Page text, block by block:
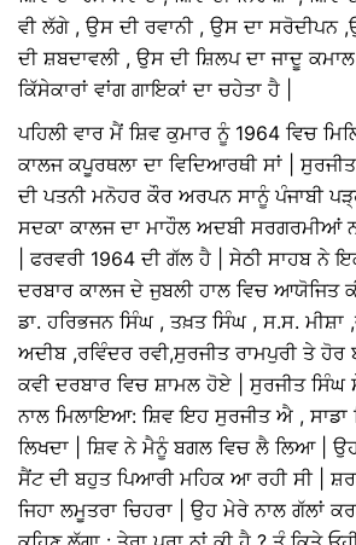
ਵੀ ਲੱਗੇ , ਉਸ ਦੀ ਰਵਾਨੀ , ਉਸ ਦਾ ਸਰੋਦੀਪਨ
ਦੀ ਸ਼ਬਦਾਵਲੀ , ਉਸ ਦੀ ਸ਼ਿਲਪ ਦਾ ਜਾਦੂ
ਕਿੱਸੇਕਾਰਾਂ ਵਾਂਗ ਗਾਇਕਾਂ ਦਾ ਚਹੇਤਾ ਹੈ |
ਪਹਿਲੀ ਵਾਰ ਮੈਂ ਸ਼ਿਵ ਕੁਮਾਰ ਨੂੰ 1964 ਵਿਚ
ਕਾਲਜ ਕਪੂਰਥਲਾ ਦਾ ਵਿਦਿਆਰਥੀ ਸਾਂ |
ਦੀ ਪਤਨੀ ਮਨੋਹਰ ਕੌਰ ਅਰਪਨ ਸਾਨੂੰ ਪੰਜਾਬੀ
ਸਦਕਾ ਕਾਲਜ ਦਾ ਮਾਹੌਲ ਅਦਬੀ ਸਰਗਰਮੀਆਂ
| ਫਰਵਰੀ 1964 ਦੀ ਗੱਲ ਹੈ | ਸੇਠੀ ਸਾਹਬ ਨੇ
ਦਰਬਾਰ ਕਾਲਜ ਦੇ ਜੁਬਲੀ ਹਾਲ ਵਿਚ ਆਯੋਜਿਤ
ਡਾ. ਹਰਿਭਜਨ ਸਿੰਘ , ਤਖ਼ਤ ਸਿੰਘ , ਸ.ਸ. ਮੀਸ਼ਾ
ਅਦੀਬ ,ਰਵਿੰਦਰ ਰਵੀ,ਸੁਰਜੀਤ ਰਾਮਪੁਰੀ ਤੇ
ਕਵੀ ਦਰਬਾਰ ਵਿਚ ਸ਼ਾਮਲ ਹੋਏ | ਸੁਰਜੀਤ ਸਿੰਘ
ਨਾਲ ਮਿਲਾਇਆ: ਸ਼ਿਵ ਇਹ ਸੁਰਜੀਤ ਐ , ਸਾਡਾ
ਲਿਖਦਾ | ਸ਼ਿਵ ਨੇ ਮੈਨੂੰ ਬਗਲ ਵਿਚ ਲੈ ਲਿਆ |
ਸੈਂਟ ਦੀ ਬਹੁਤ ਪਿਆਰੀ ਮਹਿਕ ਆ ਰਹੀ ਸੀ |
ਜਿਹਾ ਲਮੂਤਰਾ ਚਿਹਰਾ | ਉਹ ਮੇਰੇ ਨਾਲ ਗੱਲਾਂ